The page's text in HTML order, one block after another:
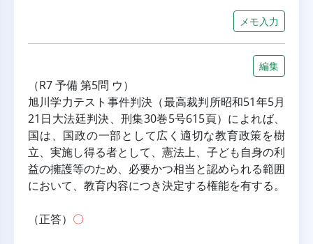
メモ入力
編集
（R7 予備 第5問 ウ）
旭川学力テスト事件判決（最高裁判所昭和51年5月
21日大法廷判決、刑集30巻5号615頁）によれば、
国は、国政の一部として広く適切な教育政策を樹
立、実施し得る者として、憲法上、子ども自身の利
益の擁護等のため、必要かつ相当と認められる範囲
において、教育内容につき決定する権能を有する。
（正答） 〇